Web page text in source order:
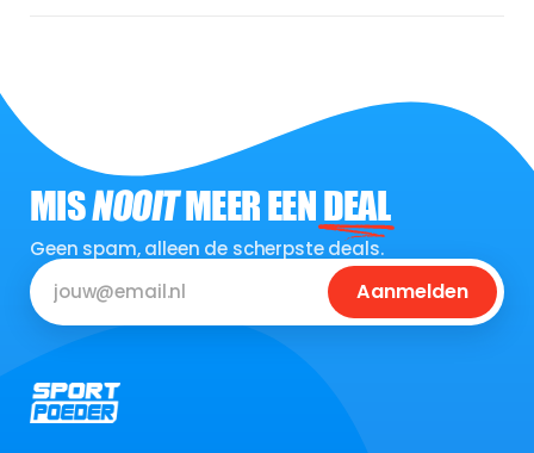
MISNOOITMEER EENDEAL
Geen spam, alleen de scherpste deals.
Aanmelden